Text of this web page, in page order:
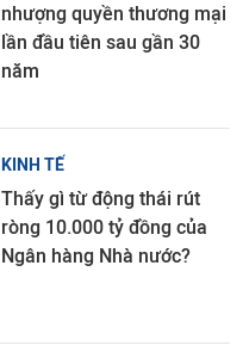
nhượng quyền thương mại
lần đầu tiên sau gần 30
năm
KINH TẾ
Thấy gì từ động thái rút
ròng 10.000 tỷ đồng của
Ngân hàng Nhà nước?